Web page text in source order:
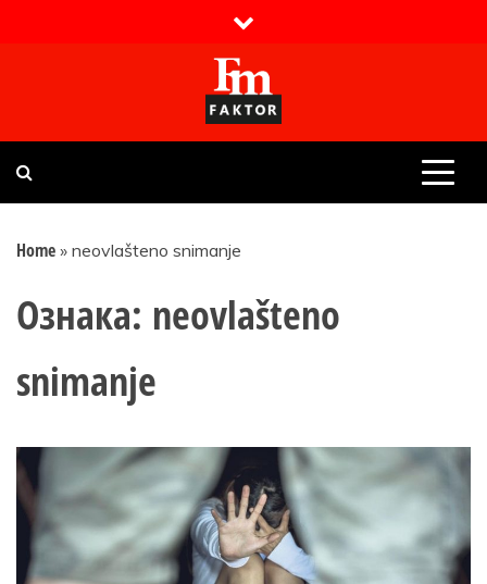
Faktor magazin
Uvijek presudan
Home » neovlašteno snimanje
Ознака: neovlašteno
snimanje